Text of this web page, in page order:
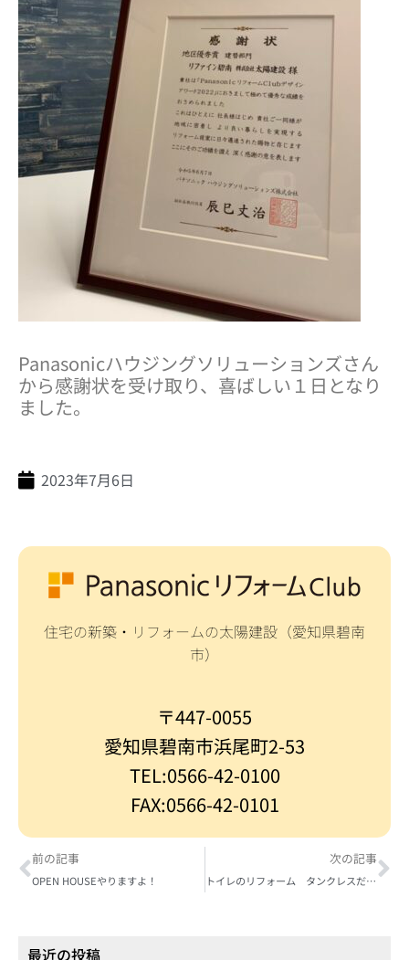
Panasonicハウジングソリューションズさん
から感謝状を受け取り、喜ばしい１日となり
ました。
2023年7月6日
住宅の新築・リフォームの太陽建設（愛知県碧南
市）
〒447-0055
愛知県碧南市浜尾町2-53
TEL:0566-42-0100
FAX:0566-42-0101
前の記事
OPEN HOUSEやりますよ！
次の記事
トイレのリフォーム タンクレスだとこんなに広々 アラウーノＬ150
最近の投稿